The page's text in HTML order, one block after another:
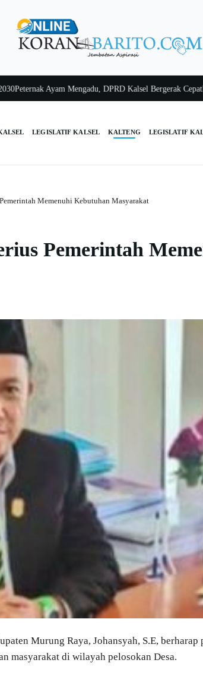
Ayam Mengadu, DPRD Kalsel Bergerak Cepat
LEGISLATIF KALSEL KALTENG LEGISLATIF
Memenuhi Kebutuhan Masyarakat
Pemerintah
Murung Raya, Johansyah, S.E, berharap
masyarakat di wilayah pelosokan Desa.